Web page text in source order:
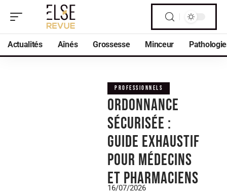
Actualités Aînés Grossesse Minceur
PROFESSIONNELS
Ordonnance
sécurisée :
guide exhaustif
pour médecins
et pharmaciens
16/07/2026